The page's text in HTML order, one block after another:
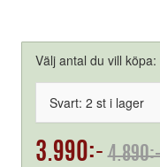
Välj antal du vill köpa:
Svart: 2 st i lager
3.990:- 4.890:-